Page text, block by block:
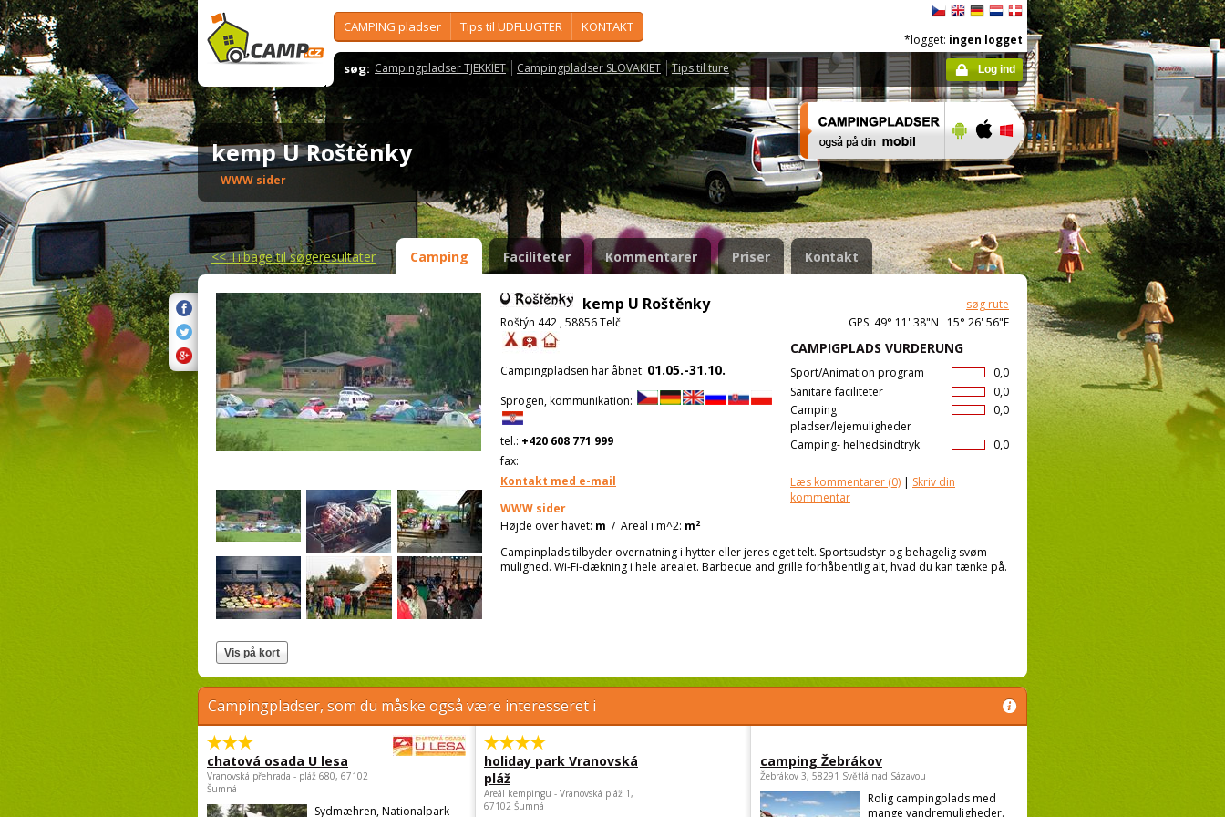
CAMPING pladser Tips til UDFLUGTER KONTAKT
søg: Campingpladser TJEKKIET Campingpladser SLOVAKIET Tips til ture
*logget: ingen logget
Log ind
kemp U Roštěnky
WWW sider
<<Tilbage til søgeresultater Camping Faciliteter Kommentarer Priser Kontakt
kemp U Roštěnky
søg rute
Roštýn 442 , 58856 Telč
GPS: 49° 11' 38"N 15° 26' 56"E
CAMPIGPLADS VURDERUNG
0,0
Sport/Animation program
0,0
Sanitare faciliteter
0,0
Camping
pladser/lejemuligheder
0,0
Camping- helhedsindtryk
Læs kommentarer (0) | Skriv din
kommentar
Campingpladsen har åbnet: 01.05.-31.10.
Sprogen, kommunikation:
tel.: +420 608 771 999
fax:
Kontakt med e-mail
WWW sider
Højde over havet: m / Areal i m^2: m2
Campinplads tilbyder overnatning i hytter eller jeres eget telt. Sportsudstyr og behagelig svøm
mulighed. Wi-Fi-dækning i hele arealet. Barbecue and grille forhåbentlig alt, hvad du kan tænke på.
Campingpladser, som du måske også være interesseret i
chatová osada U lesa
Vranovská přehrada - pláž 680, 67102
Šumná
Sydmæhren, Nationalpark
holiday park Vranovská
pláž
Areál kempingu - Vranovská pláž 1,
67102 Šumná
camping Žebrákov
Žebrákov 3, 58291 Světlá nad Sázavou
Rolig campingplads med
mange vandremuligheder.